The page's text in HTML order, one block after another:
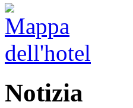
Notizia